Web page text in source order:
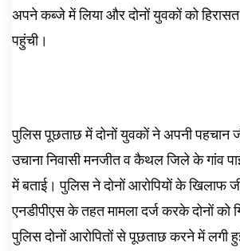
अपने कब्जे में लिया और दोनों युवकों को
पहुंची।
पुलिस पूछताछ में दोनों युवकों ने अपनी पहचान
उचाना निवासी मनजीत व कैथल जिले के गांव
में बताई। पुलिस ने दोनों आरोपियों के खिलाफ
एनडीपीएस के तहत मामला दर्ज करके दोनों को
पुलिस दोनों आरोपितों से पूछताछ करने में लगी